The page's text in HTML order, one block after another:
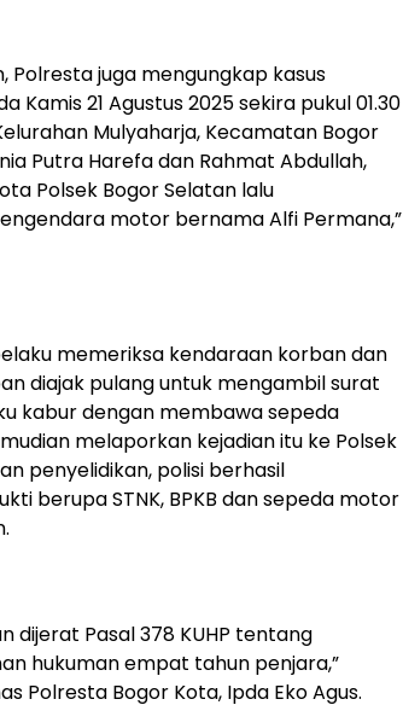
Polresta juga mengungkap kasus
Kamis 21 Agustus 2025 sekira pukul 01.30
Mulyaharja, Kecamatan Bogor
Putra Harefa dan Rahmat Abdullah,
Polsek Bogor Selatan lalu
motor bernama Alfi Permana,”
memeriksa kendaraan korban dan
diajak pulang untuk mengambil surat
kabur dengan membawa sepeda
melaporkan kejadian itu ke Polsek
penyelidikan, polisi berhasil
berupa STNK, BPKB dan sepeda motor
dijerat Pasal 378 KUHP tentang
hukuman empat tahun penjara,”
Polresta Bogor Kota, Ipda Eko Agus.